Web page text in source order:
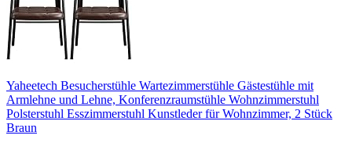
Yaheetech Besucherstühle Wartezimmerstühle Gästestühle mit
Armlehne und Lehne, Konferenzraumstühle Wohnzimmerstuhl
Polsterstuhl Esszimmerstuhl Kunstleder für Wohnzimmer, 2 Stück
Braun